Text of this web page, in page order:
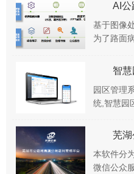
AI公
基于图像
为了路面
行全方位
上那个路
园区管理
统,智慧园
理系统、
本软件分
微信公众